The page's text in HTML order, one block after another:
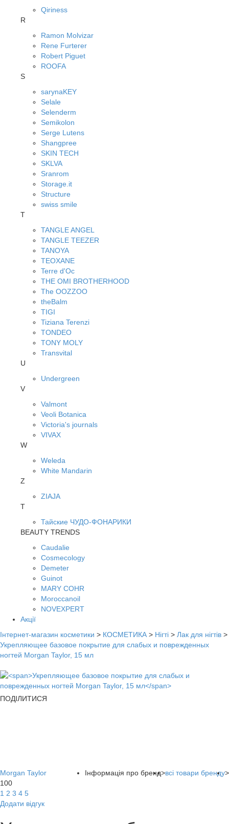
Qiriness
R
Ramon Molvizar
Rene Furterer
Robert Piguet
ROOFA
S
sarynaKEY
Selale
Selenderm
Semikolon
Serge Lutens
Shangpree
SKIN TECH
SKLVA
Sranrom
Storage.it
Structure
swiss smile
T
TANGLE ANGEL
TANGLE TEEZER
TANOYA
TEOXANE
Terre d'Oc
THE OMI BROTHERHOOD
The OOZZOO
theBalm
TIGI
Tiziana Terenzi
TONDEO
TONY MOLY
Transvital
U
Undergreen
V
Valmont
Veoli Botanica
Victoria's journals
VIVAX
W
Weleda
White Mandarin
Z
ZIAJA
Т
Тайские ЧУДО-ФОНАРИКИ
BEAUTY TRENDS
Caudalie
Cosmecology
Demeter
Guinot
MARY COHR
Moroccanoil
NOVEXPERT
Акції
Інтернет-магазин косметики > КОСМЕТИКА > Нігті > Лак для нігтів >
Укрепляющее базовое покрытие для слабых и поврежденных
ногтей Morgan Taylor, 15 мл
ПОДІЛИТИСЯ
Інформація про бренд>всі товари бренду>
Morgan Taylor
100
1 2 3 4 5
Додати відгук